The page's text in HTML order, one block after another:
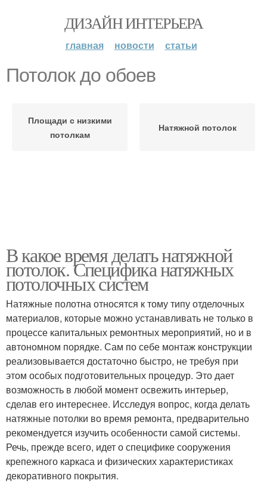
ДИЗАЙН ИНТЕРЬЕРА
главная новости статьи
Потолок до обоев
Площади с низкими
потолкам
Натяжной потолок
В какое время делать натяжной
потолок. Специфика натяжных
потолочных систем
Натяжные полотна относятся к тому типу отделочных
материалов, которые можно устанавливать не только в
процессе капитальных ремонтных мероприятий, но и в
автономном порядке. Сам по себе монтаж конструкции
реализовывается достаточно быстро, не требуя при
этом особых подготовительных процедур. Это дает
возможность в любой момент освежить интерьер,
сделав его интереснее. Исследуя вопрос, когда делать
натяжные потолки во время ремонта, предварительно
рекомендуется изучить особенности самой системы.
Речь, прежде всего, идет о специфике сооружения
крепежного каркаса и физических характеристиках
декоративного покрытия.